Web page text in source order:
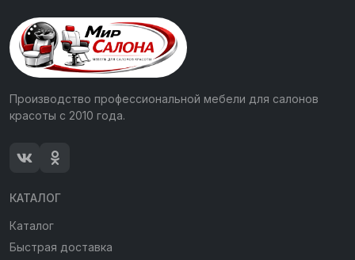
Производство профессиональной мебели для салонов
красоты с 2010 года.
КАТАЛОГ
Каталог
Быстрая доставка